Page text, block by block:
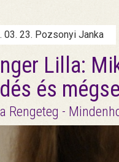
03. 23. Pozsonyi Janka
Lilla:
és
Rengeteg -